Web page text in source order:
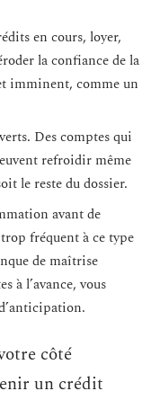
en cours, loyer,
la confiance de la
imminent, comme un
Des comptes qui
refroidir même
le reste du dossier.
avant de
fréquent à ce type
de maîtrise
à l’avance, vous
côté
un crédit